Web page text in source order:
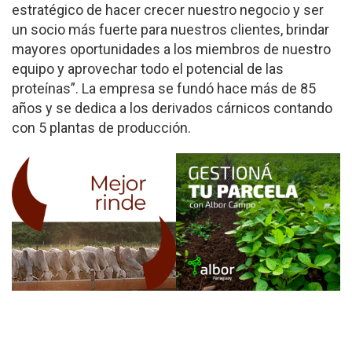
estratégico de hacer crecer nuestro negocio y ser
un socio más fuerte para nuestros clientes, brindar
mayores oportunidades a los miembros de nuestro
equipo y aprovechar todo el potencial de las
proteínas”. La empresa se fundó hace más de 85
años y se dedica a los derivados cárnicos contando
con 5 plantas de producción.